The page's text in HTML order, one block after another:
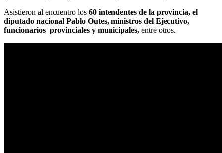
Asistieron al encuentro los 60 intendentes de la provincia, el
diputado nacional Pablo Outes, ministros del Ejecutivo,
funcionarios provinciales y municipales, entre otros.